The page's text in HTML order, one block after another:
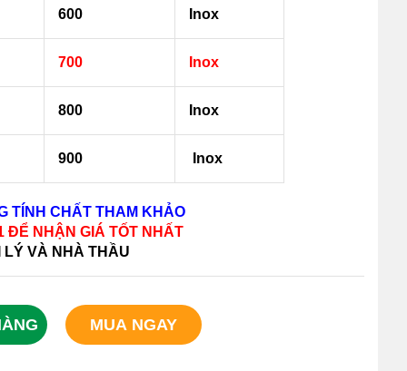
600 Inox
700 Inox
800 Inox
900 Inox
TÍNH CHẤT THAM KHẢO
ĐỂ NHẬN GIÁ TỐT NHẤT
LÝ VÀ NHÀ THẦU
MUA NGAY